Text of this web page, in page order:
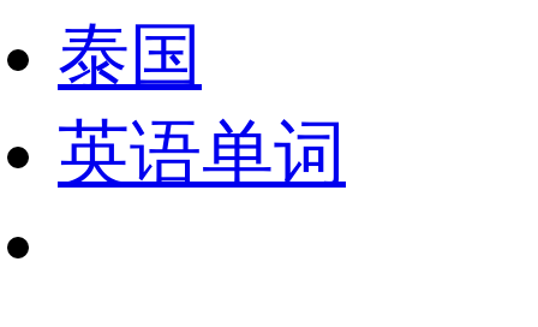
泰国
英语单词